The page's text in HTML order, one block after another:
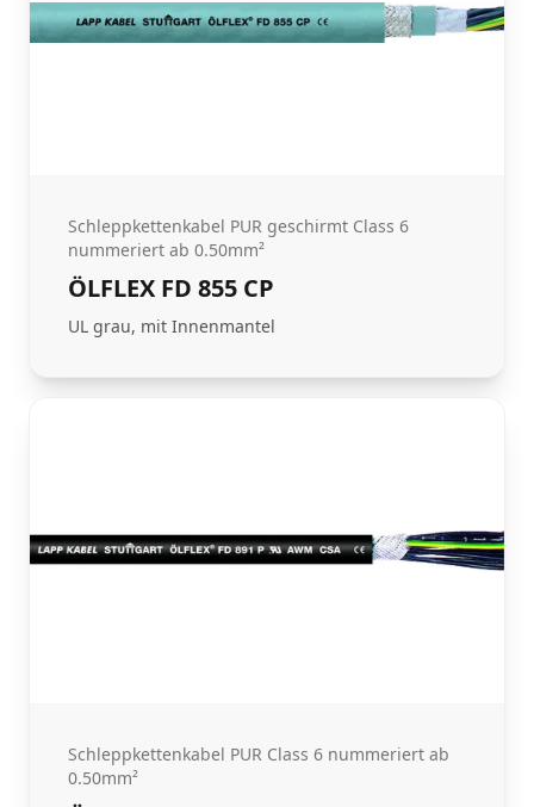
Schleppkettenkabel PUR geschirmt Class 6
nummeriert ab 0.50mm²
ÖLFLEX FD 855 CP
UL grau, mit Innenmantel
Schleppkettenkabel PUR Class 6 nummeriert ab
0.50mm²